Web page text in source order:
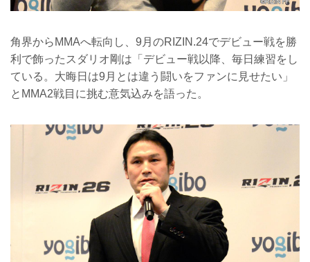
角界からMMAへ転向し、9月のRIZIN.24でデビュー戦を勝
利で飾ったスダリオ剛は「デビュー戦以降、毎日練習をし
ている。大晦日は9月とは違う闘いをファンに見せたい」
とMMA2戦目に挑む意気込みを語った。